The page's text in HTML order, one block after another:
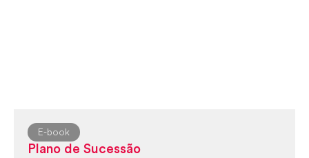
E-book
Plano de Sucessão